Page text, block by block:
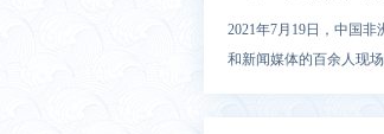
2021年7月19日，中国
和新闻媒体的百余人现